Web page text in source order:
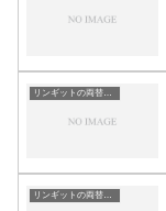
リンギットの両替目安
リンギットの両替目安